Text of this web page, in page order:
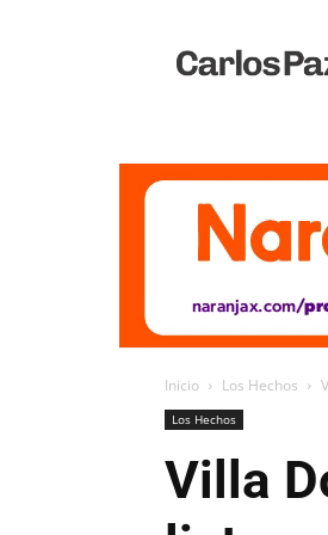
Vivo
Inicio Los Hechos
Los Hechos
Villa